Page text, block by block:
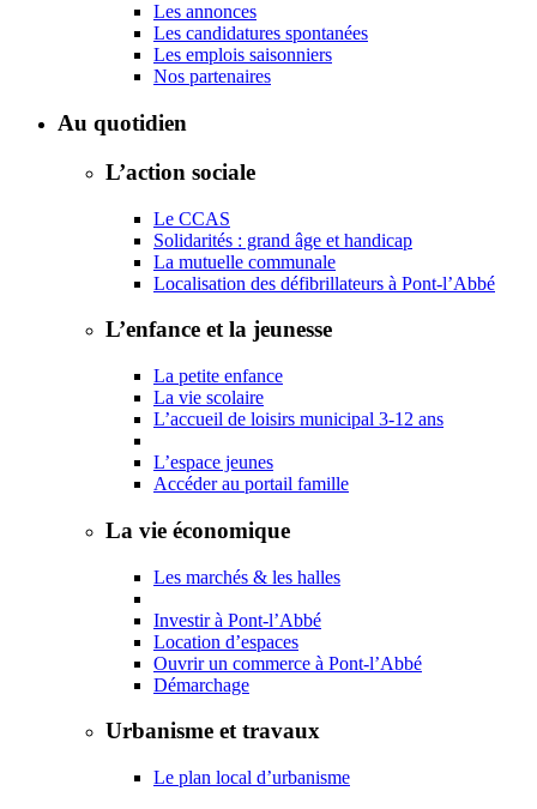
Les annonces
Les candidatures spontanées
Les emplois saisonniers
Nos partenaires
Au quotidien
L’action sociale
Le CCAS
Solidarités : grand âge et handicap
La mutuelle communale
Localisation des défibrillateurs à Pont-l’Abbé
L’enfance et la jeunesse
La petite enfance
La vie scolaire
L’accueil de loisirs municipal 3-12 ans
L’espace jeunes
Accéder au portail famille
La vie économique
Les marchés & les halles
Investir à Pont-l’Abbé
Location d’espaces
Ouvrir un commerce à Pont-l’Abbé
Démarchage
Urbanisme et travaux
Le plan local d’urbanisme